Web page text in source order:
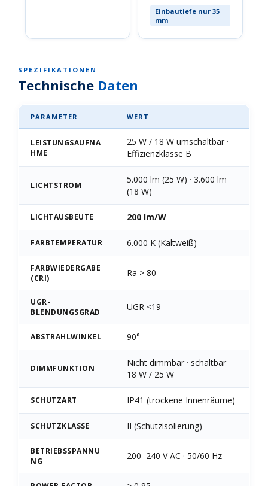
Einbautiefe nur 35
mm
SPEZIFIKATIONEN
Technische Daten
PARAMETER WERT
LEISTUNGSAUFNA
HME
25 W / 18 W umschaltbar ·
Effizienzklasse B
LICHTSTROM
5.000 lm (25 W) · 3.600 lm
(18 W)
LICHTAUSBEUTE 200 lm/W
FARBTEMPERATUR 6.000 K (Kaltweiß)
FARBWIEDERGABE
(CRI)
Ra > 80
UGR-
BLENDUNGSGRAD
UGR <19
ABSTRAHLWINKEL 90°
DIMMFUNKTION
Nicht dimmbar · schaltbar
18 W / 25 W
SCHUTZART IP41 (trockene Innenräume)
SCHUTZKLASSE II (Schutzisolierung)
BETRIEBSSPANNU
NG
200–240 V AC · 50/60 Hz